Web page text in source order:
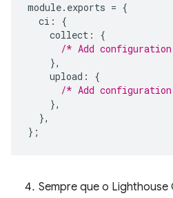
module. exports = {
ci :
{
collect :
{
/* Add
},
upload :
{
/* Add
},
},
};
Sempre que o Lighthouse